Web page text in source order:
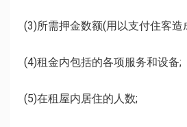
(3)所需押金数额(用以支付住客造
(4)租金内包括的各项服务和设备;
(5)在租屋内居住的人数;